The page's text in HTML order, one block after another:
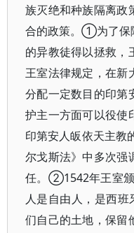
族灭绝和种族隔离政
合的政策。①为了保
的异教徒得以拯救，
王室法律规定，在新
分配一定数目的印第
护主一方面可以役使
印第安人皈依天主教
尔戈斯法》中多次强
任。②1542年王室颁
人是自由人，是西
们自己的土地，保留